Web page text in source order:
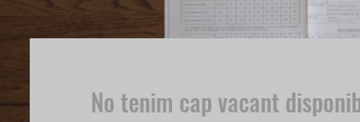
No tenim cap vacant